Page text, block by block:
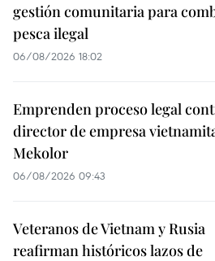
gestión comunitaria para
pesca ilegal
06/08/2026 18:02
Emprenden proceso legal
director de empresa
Mekolor
06/08/2026 09:43
Veteranos de Vietnam y Rusia
reafirman históricos lazos de